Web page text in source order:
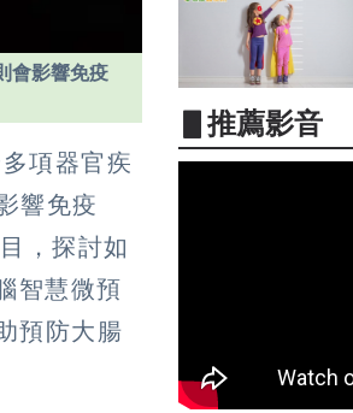
會影響免疫
項器官疾
響免疫
，探討如
智慧微預
預防大腸
▋推薦影音